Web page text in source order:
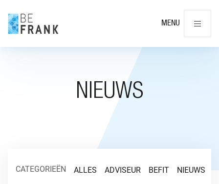
MENU
NIEUWS
CATEGORIEËN ALLES ADVISEUR BEFIT NIEUWS